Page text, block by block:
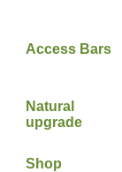
Access Bars
Natural
upgrade
Shop